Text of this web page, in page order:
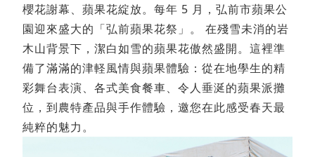
櫻花謝幕、蘋果花綻放。每年 5 月，弘前市蘋果公
園迎來盛大的「弘前蘋果花祭」。 在殘雪未消的岩
木山背景下，潔白如雪的蘋果花傲然盛開。這裡準
備了滿滿的津軽風情與蘋果體驗：從在地學生的精
彩舞台表演、各式美食餐車、令人垂涎的蘋果派攤
位，到農特產品與手作體驗，邀您在此感受春天最
純粹的魅力。